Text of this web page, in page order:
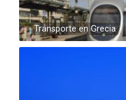
Transporte en Grecia